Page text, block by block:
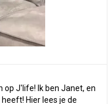
op J'life! Ik ben Janet, en
Hier lees je de